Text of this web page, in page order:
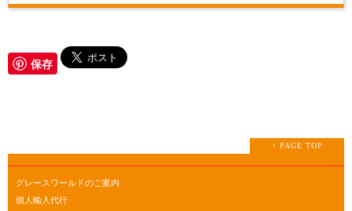
保存
↑ PAGE TOP
グレースワールドのご案内
個人輸入代行